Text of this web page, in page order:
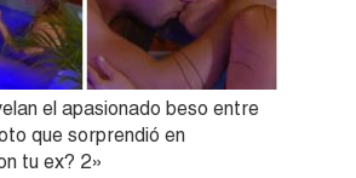
el apasionado beso entre
que sorprendió en
tu ex? 2»